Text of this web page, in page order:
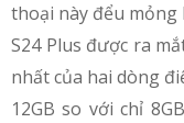
thoại này đểu mỏng
S24 Plus được ra
nhất của hai dòng
12GB so với chỉ